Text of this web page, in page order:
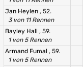
Jan Heylen , 52.
3 von 11 Rennen
Bayley Hall , 59.
1 von 5 Rennen
Armand Fumal , 59.
1 von 5 Rennen